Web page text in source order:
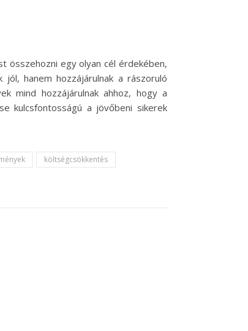
összehozni egy olyan cél érdekében,
hanem hozzájárulnak a rászoruló
mind hozzájárulnak ahhoz, hogy a
kulcsfontosságú a jövőbeni sikerek
költségcsökkentés